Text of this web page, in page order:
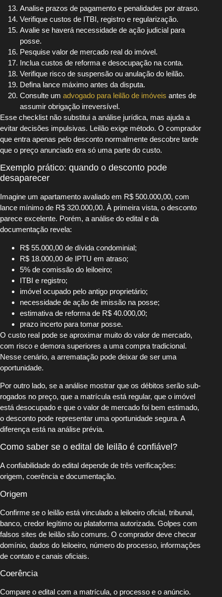
Analise prazos de pagamento e penalidades por atraso.
Verifique custos de ITBI, registro e regularização.
Avalie se haverá necessidade de ação judicial para
posse.
Pesquise valor de mercado real do imóvel.
Inclua custos de reforma e desocupação na conta.
Verifique risco de suspensão ou anulação do leilão.
Defina lance máximo antes da disputa.
Consulte um advogado para leilão de imóveis antes de
assumir obrigação irreversível.
Esse checklist não substitui a análise jurídica, mas ajuda a
evitar decisões impulsivas. Leilão exige método. O comprador
que entra apenas pelo desconto normalmente descobre tarde
que o preço anunciado era só uma parte do custo.
Exemplo prático: quando o desconto pode
desaparecer
Imagine um apartamento avaliado em R$ 500.000,00, com
lance mínimo de R$ 320.000,00. À primeira vista, o desconto
parece excelente. Porém, a análise do edital e da
documentação revela:
R$ 55.000,00 de dívida condominial;
R$ 18.000,00 de IPTU em atraso;
5% de comissão do leiloeiro;
ITBI e registro;
imóvel ocupado pelo antigo proprietário;
necessidade de ação de imissão na posse;
estimativa de reforma de R$ 40.000,00;
prazo incerto para tomar posse.
O custo real pode se aproximar muito do valor de mercado,
com risco e demora superiores a uma compra tradicional.
Nesse cenário, a arrematação pode deixar de ser uma
oportunidade.
Por outro lado, se a análise mostrar que os débitos serão sub-
rogados no preço, que a matrícula está regular, que o imóvel
está desocupado e que o valor de mercado foi bem estimado,
o desconto pode representar uma oportunidade segura. A
diferença está na análise prévia.
Como saber se o edital de leilão é confiável?
A confiabilidade do edital depende de três verificações:
origem, coerência e documentação.
Origem
Confirme se o leilão está vinculado a leiloeiro oficial, tribunal,
banco, credor legítimo ou plataforma autorizada. Golpes com
falsos sites de leilão são comuns. O comprador deve checar
domínio, dados do leiloeiro, número do processo, informações
de contato e canais oficiais.
Coerência
Compare o edital com a matrícula, o processo e o anúncio.